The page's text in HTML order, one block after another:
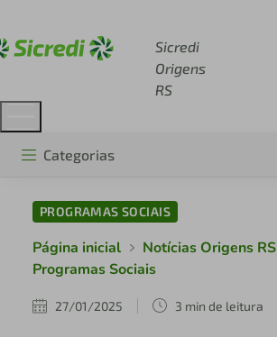
Sicredi
Origens
RS
Categorias
PROGRAMAS SOCIAIS
Página inicial
Notícias Origens RS
Programas Sociais
27/01/2025 3 min de leitura